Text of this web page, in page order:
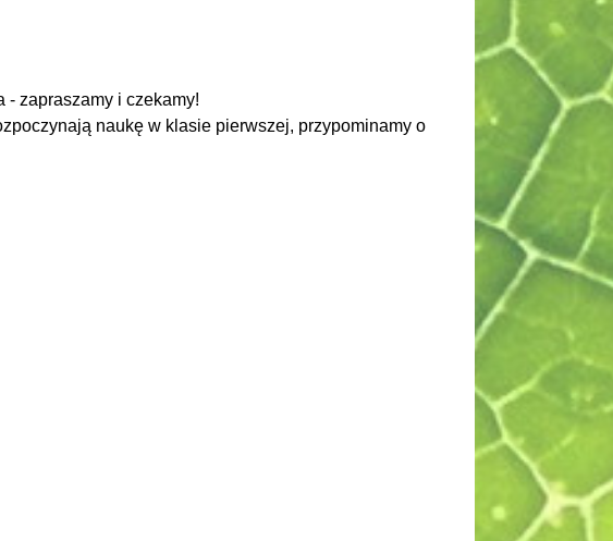
- zapraszamy i czekamy!
naukę w klasie pierwszej, przypominamy o